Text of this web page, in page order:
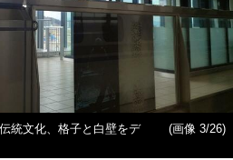
統文化、格子と白壁をデ
(画像 3/26)